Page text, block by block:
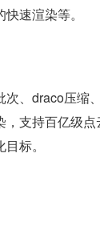
速渲染等。
、draco压缩
支持百亿级
标。